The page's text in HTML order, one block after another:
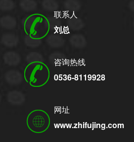
联系人
刘总
咨询热线
0536-8119928
网址
www.zhifujing.com